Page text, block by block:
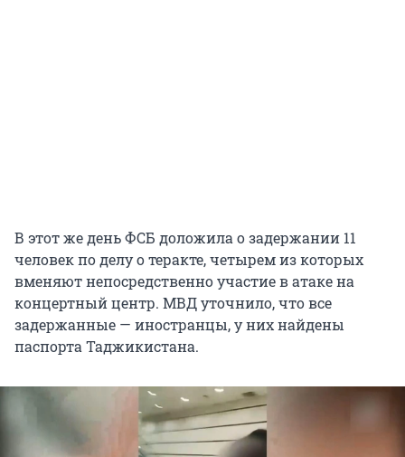
В этот же день ФСБ доложила о задержании 11
человек по делу о теракте, четырем из которых
вменяют непосредственно участие в атаке на
концертный центр. МВД уточнило, что все
задержанные — иностранцы, у них найдены
паспорта Таджикистана.